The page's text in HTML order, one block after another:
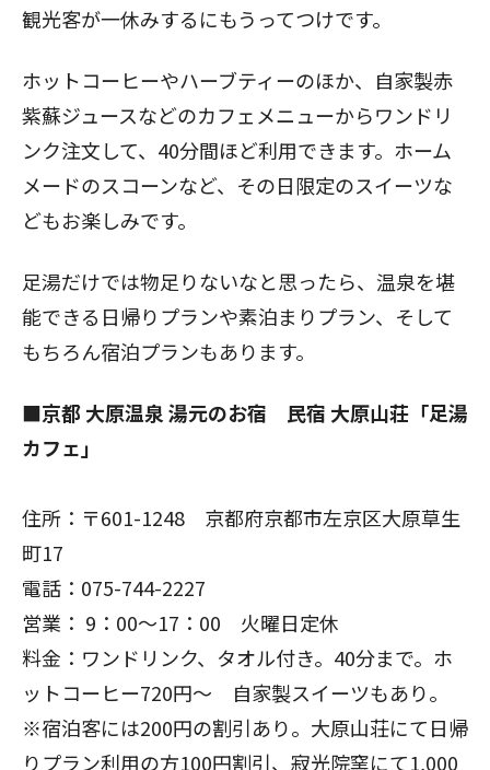
観光客が一休みするにもうってつけです。
ホットコーヒーやハーブティーのほか、自家製赤
紫蘇ジュースなどのカフェメニューからワンドリ
ンク注文して、40分間ほど利用できます。ホーム
メードのスコーンなど、その日限定のスイーツな
どもお楽しみです。
足湯だけでは物足りないなと思ったら、温泉を堪
能できる日帰りプランや素泊まりプラン、そして
もちろん宿泊プランもあります。
■京都 大原温泉 湯元のお宿 民宿 大原山荘「足湯
カフェ」
住所：〒601-1248 京都府京都市左京区大原草生
町17
電話：075-744-2227
営業： 9：00～17：00 火曜日定休
料金：ワンドリンク、タオル付き。40分まで。ホ
ットコーヒー720円～ 自家製スイーツもあり。
※宿泊客には200円の割引あり。大原山荘にて日帰
りプラン利用の方100円割引、寂光院窯にて1,000